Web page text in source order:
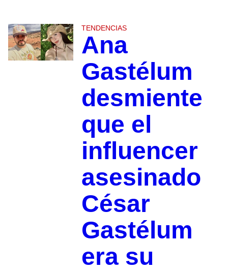
TENDENCIAS
Ana
Gastélum
desmiente
que el
influencer
asesinado
César
Gastélum
era su